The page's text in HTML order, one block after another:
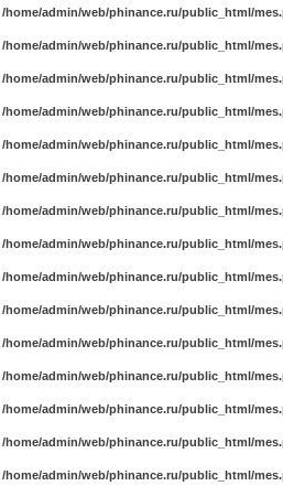
/home/admin/web/phinance.ru/public_html/
/home/admin/web/phinance.ru/public_html/
/home/admin/web/phinance.ru/public_html/
/home/admin/web/phinance.ru/public_html/
/home/admin/web/phinance.ru/public_html/
/home/admin/web/phinance.ru/public_html/
/home/admin/web/phinance.ru/public_html/
/home/admin/web/phinance.ru/public_html/
/home/admin/web/phinance.ru/public_html/
/home/admin/web/phinance.ru/public_html/
/home/admin/web/phinance.ru/public_html/
/home/admin/web/phinance.ru/public_html/
/home/admin/web/phinance.ru/public_html/
/home/admin/web/phinance.ru/public_html/
/home/admin/web/phinance.ru/public_html/